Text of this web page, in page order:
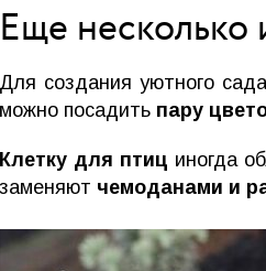
Еще несколько
Для создания уютного
можно посадить пару
Клетку для птиц иногда
заменяют чемоданами и